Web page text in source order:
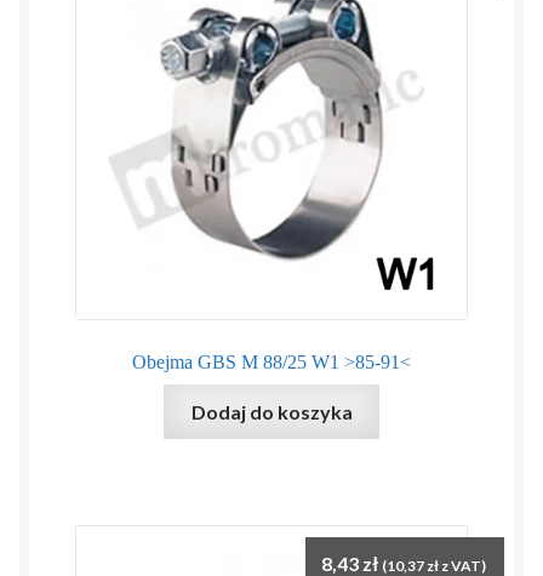
Obejma GBS M 88/25 W1 >85-91<
Dodaj do koszyka
8,43 zł (10,37 zł z VAT)